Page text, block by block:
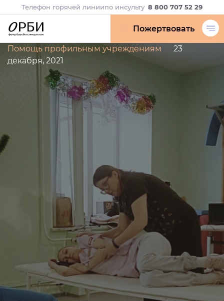
Телефон горячей линиипо инсульту 8 800 707 52 29
Пожертвовать
Помощь профильным учреждениям
23
декабря, 2021